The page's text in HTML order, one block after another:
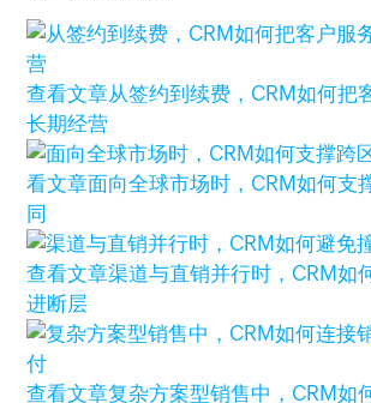
查看文章从签约到续费，CRM如何把
长期经营
看文章面向全球市场时，CRM如何支
同
查看文章渠道与直销并行时，CRM如
进断层
查看文章复杂方案型销售中，CRM如